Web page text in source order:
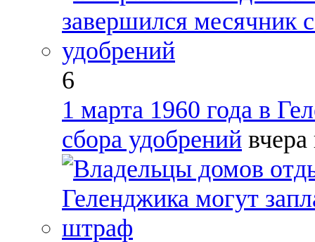
6
1 марта 1960 года в
сбора удобрений